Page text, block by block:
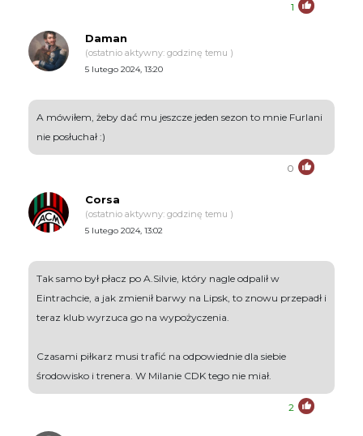
1
Daman
(ostatnio aktywny: godzinę temu )
5 lutego 2024, 13:20
A mówiłem, żeby dać mu jeszcze jeden sezon to mnie Furlani
nie posłuchał :)
0
Corsa
(ostatnio aktywny: godzinę temu )
5 lutego 2024, 13:02
Tak samo był płacz po A.Silvie, który nagle odpalił w
Eintrachcie, a jak zmienił barwy na Lipsk, to znowu przepadł i
teraz klub wyrzuca go na wypożyczenia.
Czasami piłkarz musi trafić na odpowiednie dla siebie
środowisko i trenera. W Milanie CDK tego nie miał.
2